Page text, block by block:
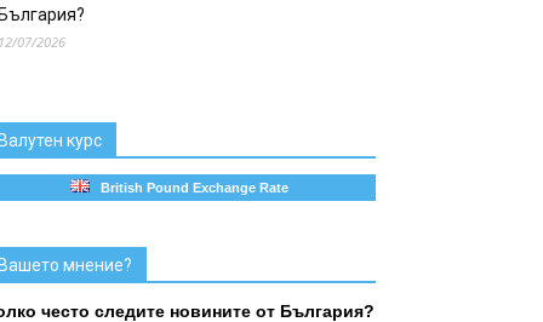
07/2026
курс
British Pound Exchange Rate
мнение?
често следите новините от България?